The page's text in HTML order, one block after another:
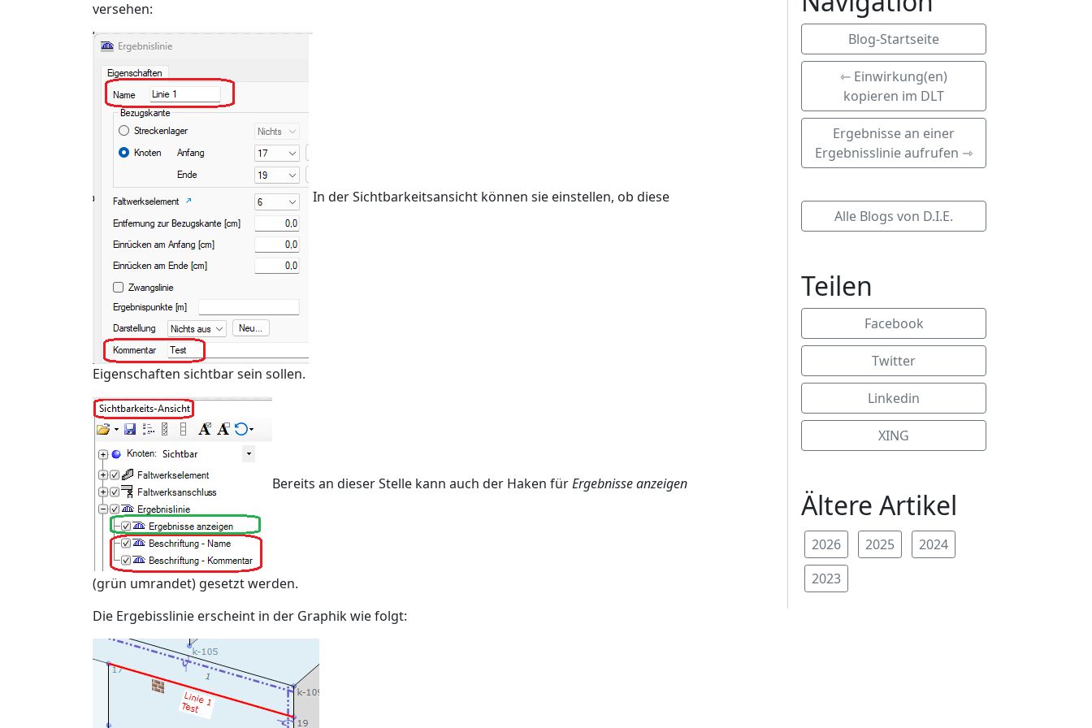
versehen:
In der Sichtbarkeitsansicht können sie einstellen, ob diese
Eigenschaften sichtbar sein sollen.
Bereits an dieser Stelle kann auch der Haken fürErgebnisse anzeigen
(grün umrandet) gesetzt werden.
Die Ergebisslinie erscheint in der Graphik wie folgt:
Blog-Startseite
⇽ Einwirkung(en)
kopieren im DLT
Ergebnisse an einer
Ergebnisslinie aufrufen ⇾
Alle Blogs von D.I.E.
Teilen
Facebook
Twitter
Linkedin
XING
Ältere Artikel
2026 2025
2024
2023